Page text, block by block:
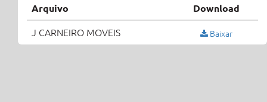
Arquivo Download
J CARNEIRO MOVEIS Baixar